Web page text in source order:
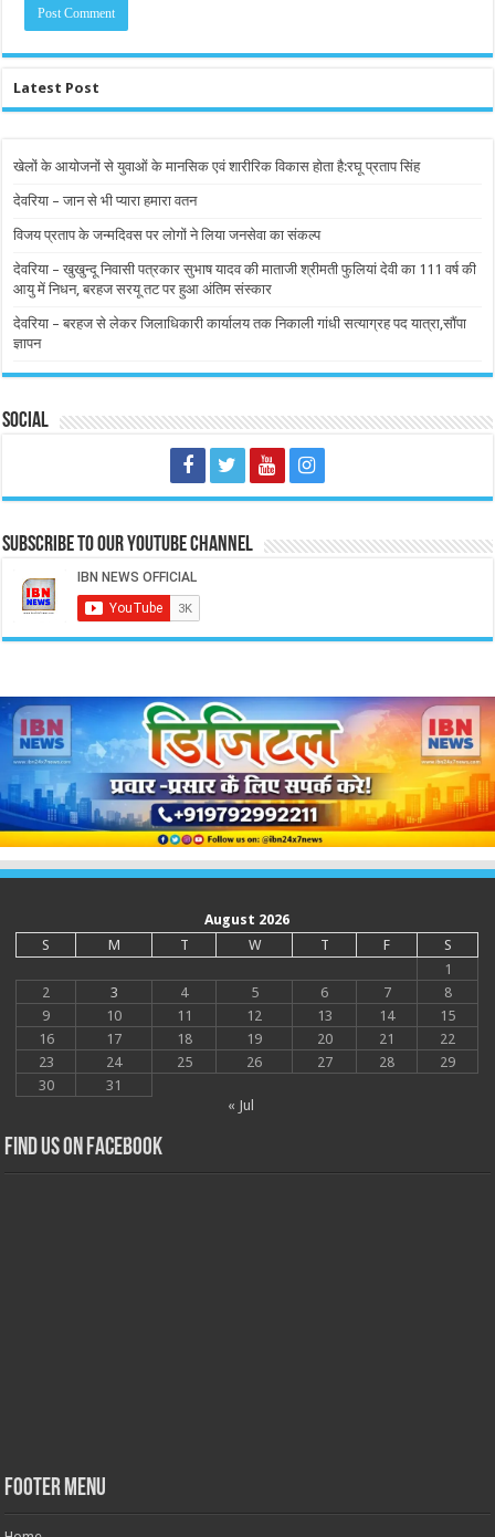
Latest Post
खेलों के आयोजनों से युवाओं के मानसिक एवं शारीरिक विकास होता है:रघू प्रताप सिंह
देवरिया – जान से भी प्यारा हमारा वतन
विजय प्रताप के जन्मदिवस पर लोगों ने लिया जनसेवा का संकल्प
देवरिया – खुखुन्दू निवासी पत्रकार सुभाष यादव की माताजी श्रीमती फुलियां देवी का 111 वर्ष की
आयु में निधन, बरहज सरयू तट पर हुआ अंतिम संस्कार
देवरिया – बरहज से लेकर जिलाधिकारी कार्यालय तक निकाली गांधी सत्याग्रह पद यात्रा,सौंपा
ज्ञापन
Social
Subscribe to our Youtube Channel
August 2026
S
M T W T F
S
1
2
3 4 5 6 7
8
9
10 11 12 13 14
15
16
17 18 19 20 21
22
23
24 25 26 27 28
29
30
31
« Jul
Find us on Facebook
Footer Menu